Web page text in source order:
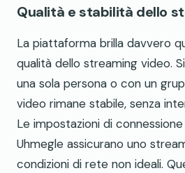
Qualità e stabilità dello
La piattaforma brilla davvero
qualità dello streaming video.
una sola persona o con un
video rimane stabile, senza
Le impostazioni di
Uhmegle assicurano uno
condizioni di rete non ideali.